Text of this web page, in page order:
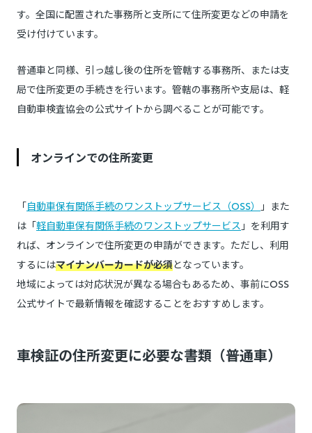
す。全国に配置された事務所と支所にて住所変更などの申請を
受け付けています。
普通車と同様、引っ越し後の住所を管轄する事務所、または支
局で住所変更の手続きを行います。管轄の事務所や支局は、軽
自動車検査協会の公式サイトから調べることが可能です。
オンラインでの住所変更
「自動車保有関係手続のワンストップサービス（OSS）
」また
は「軽自動車保有関係手続のワンストップサービス 」を利用す
れば、オンラインで住所変更の申請ができます。ただし、利用
するにはマイナンバーカードが必須となっています。
地域によっては対応状況が異なる場合もあるため、事前にOSS
公式サイトで最新情報を確認することをおすすめします。
車検証の住所変更に必要な書類（普通車）